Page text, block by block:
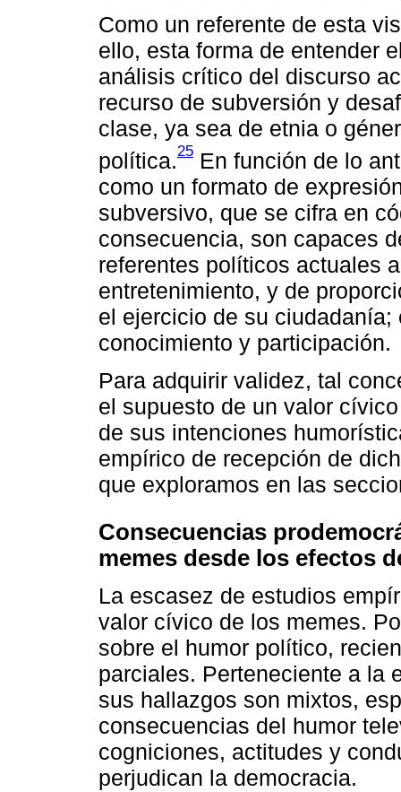
Como un referente de esta
ello, esta forma de entender
análisis crítico del discurso
recurso de subversión y
clase, ya sea de etnia o
política.25 En función de lo
como un formato de
subversivo, que se cifra en
consecuencia, son capaces
referentes políticos actuales
entretenimiento, y de
el ejercicio de su
conocimiento y participación.
Para adquirir validez, tal
el supuesto de un valor
de sus intenciones
empírico de recepción de
que exploramos en las
Consecuencias
memes desde los efectos
La escasez de estudios
valor cívico de los memes.
sobre el humor político,
parciales. Perteneciente a la
sus hallazgos son mixtos,
consecuencias del humor
cogniciones, actitudes y
perjudican la democracia.